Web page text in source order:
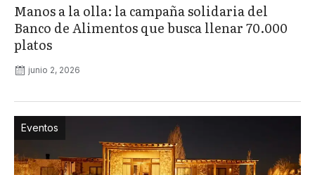
Manos a la olla: la campaña solidaria del
Banco de Alimentos que busca llenar 70.000
platos
junio 2, 2026
Eventos